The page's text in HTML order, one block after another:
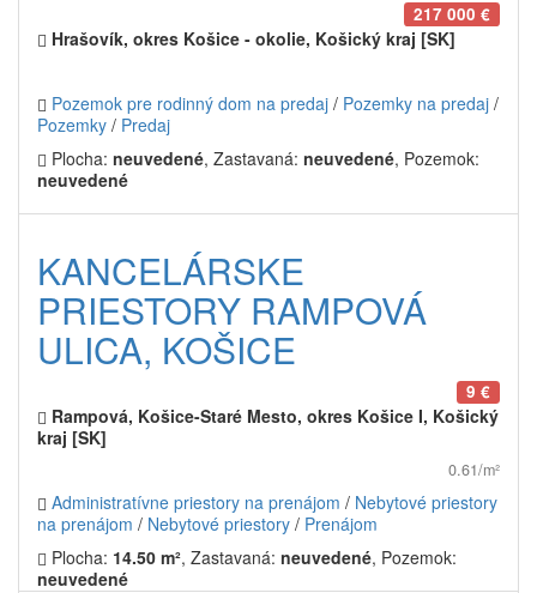
217 000 €
Hrašovík, okres Košice - okolie, Košický kraj [SK]
Pozemok pre rodinný dom na predaj / Pozemky na predaj /
Pozemky / Predaj
Plocha: neuvedené, Zastavaná: neuvedené, Pozemok:
neuvedené
KANCELÁRSKE
PRIESTORY RAMPOVÁ
ULICA, KOŠICE
9 €
Rampová, Košice-Staré Mesto, okres Košice I, Košický
kraj [SK]
0.61/m²
Administratívne priestory na prenájom / Nebytové priestory
na prenájom / Nebytové priestory / Prenájom
Plocha: 14.50 m², Zastavaná: neuvedené, Pozemok:
neuvedené